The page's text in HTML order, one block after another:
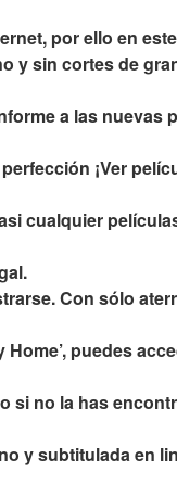
por ello en
y sin cortes de
a las nuevas
¡Ver
cualquier
Con sólo
Home’, puedes
si no la has
y subtitulada en